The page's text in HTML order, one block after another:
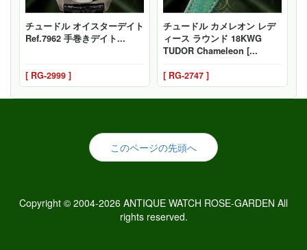
チュードル オイスターデイト
Ref.7962 手巻きデイト...
[ RG-2999 ]
チュードル カメレオン レデ
ィース ラウンド 18KWG
TUDOR Chameleon [...
[ RG-2747 ]
このページの先頭へ
Copyright © 2004-2026 ANTIQUE WATCH ROSE-GARDEN All
rights reserved.